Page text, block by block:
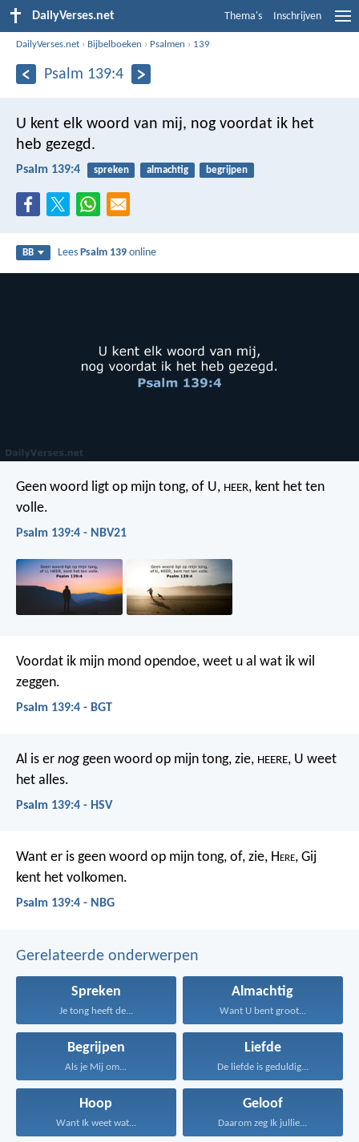
DailyVerses.net Thema's Inschrijven
DailyVerses.net › Bijbelboeken › Psalmen › 139
Psalm 139:4
U kent elk woord van mij, nog voordat ik het
heb gezegd.
Psalm 139:4 spreken almachtig begrijpen
BB LeesPsalm 139 online
Geen woord ligt op mijn tong, of U, HEER, kent het ten
volle.
Psalm 139:4 - NBV21
Voordat ik mijn mond opendoe, weet u al wat ik wil
zeggen.
Psalm 139:4 - BGT
Al is er nog geen woord op mijn tong, zie, HEERE, U weet
het alles.
Psalm 139:4 - HSV
Want er is geen woord op mijn tong, of, zie, Here, Gij
kent het volkomen.
Psalm 139:4 - NBG
Gerelateerde onderwerpen
Spreken
Je tong heeft de...
Almachtig
Want U bent groot...
Begrijpen
Als je Mij om...
Liefde
De liefde is geduldig...
Hoop
Want Ik weet wat...
Geloof
Daarom zeg Ik jullie...